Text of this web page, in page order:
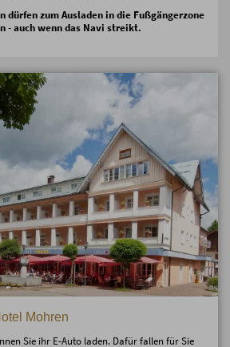
dürfen zum Ausladen in die Fußgängerzone
- auch wenn das Navi streikt.
Mohren
Sie ihr E-Auto laden. Dafür fallen für Sie